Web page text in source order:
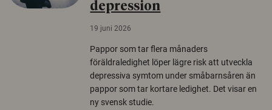
depression
19 juni 2026
Pappor som tar flera månaders
föräldraledighet löper lägre risk att utveckla
depressiva symtom under småbarnsåren än
pappor som tar kortare ledighet. Det visar en
ny svensk studie.